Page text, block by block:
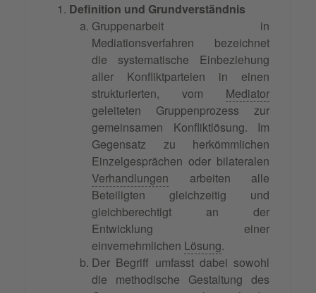
Definition und Grundverständnis
Gruppenarbeit in
Mediationsverfahren bezeichnet
die systematische Einbeziehung
aller Konfliktparteien in einen
strukturierten, vom Mediator
geleiteten Gruppenprozess zur
gemeinsamen Konfliktlösung. Im
Gegensatz zu herkömmlichen
Einzelgesprächen oder bilateralen
Verhandlungen arbeiten alle
Beteiligten gleichzeitig und
gleichberechtigt an der
Entwicklung einer
einvernehmlichen Lösung.
Der Begriff umfasst dabei sowohl
die methodische Gestaltung des